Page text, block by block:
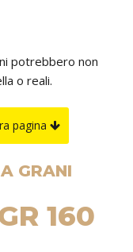
potrebbero non
o reali.
pagina
GRANI
160